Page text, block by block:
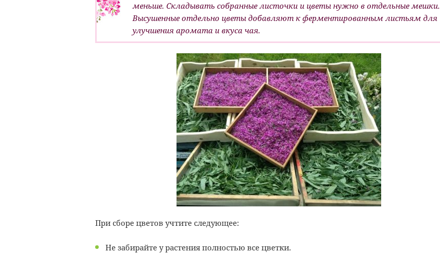
меньше. Складывать собранные листочки и цветы нужно в отдельные мешки.
Высушенные отдельно цветы добавляют к ферментированным листьям для
улучшения аромата и вкуса чая.
При сборе цветов учтите следующее:
Не забирайте у растения полностью все цветки.